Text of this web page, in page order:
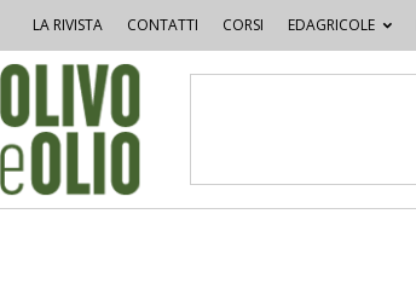
LA RIVISTA CONTATTI CORSI EDAGRICOLE